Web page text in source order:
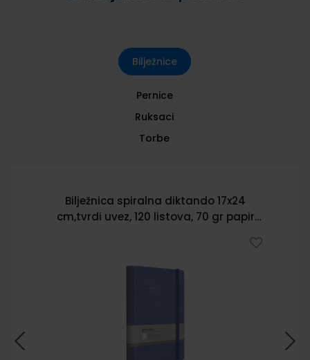
Bilježnice
Pernice
Ruksaci
Torbe
Bilježnica spiralna diktando 17x24
cm,tvrdi uvez, 120 listova, 70 gr papir